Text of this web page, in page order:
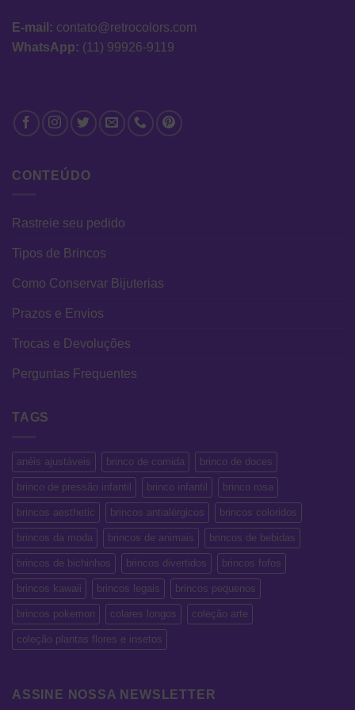
E-mail: contato@retrocolors.com
WhatsApp: (11) 99926-9119
CONTEÚDO
Rastreie seu pedido
Tipos de Brincos
Como Conservar Bijuterias
Prazos e Envios
Trocas e Devoluções
Perguntas Frequentes
TAGS
anéis ajustáveis brinco de comida brinco de doces
brinco de pressão infantil brinco infantil brinco rosa
brincos aesthetic brincos antialérgicos brincos coloridos
brincos da moda brincos de animais brincos de bebidas
brincos de bichinhos brincos divertidos brincos fofos
brincos kawaii brincos legais brincos pequenos
brincos pokemon colares longos coleção arte
coleção plantas flores e insetos
ASSINE NOSSA NEWSLETTER